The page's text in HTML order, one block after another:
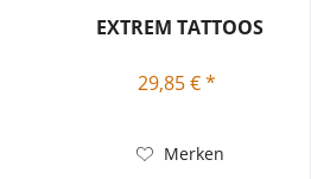
EXTREM TATTOOS
29,85 € *
Merken